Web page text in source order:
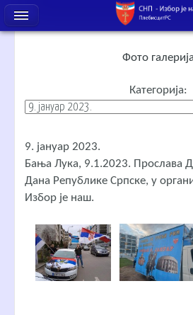
Фото галерија
Категорија:
9. јануар 2023.
Бања Лука, 9.1.2023. Прослава
Дана Републике Српске, у
Избор је наш.